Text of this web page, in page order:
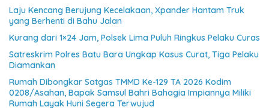
Laju Kencang Berujung Kecelakaan, Xpander Hantam Truk
yang Berhenti di Bahu Jalan
Kurang dari 1×24 Jam, Polsek Lima Puluh Ringkus Pelaku Curas
Satreskrim Polres Batu Bara Ungkap Kasus Curat, Tiga Pelaku
Diamankan
Rumah Dibongkar Satgas TMMD Ke-129 TA 2026 Kodim
0208/Asahan, Bapak Samsul Bahri Bahagia Impiannya Miliki
Rumah Layak Huni Segera Terwujud